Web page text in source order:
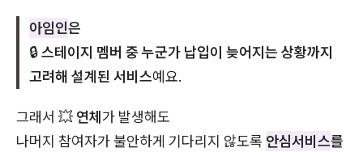
아임인은
🔒스테이지 멤버 중 누군가 납입이 늦어지는 상황까지
고려해 설계된 서비스예요.
그래서 💥 연체가 발생해도
나머지 참여자가 불안하게 기다리지 않도록 안심서비스를